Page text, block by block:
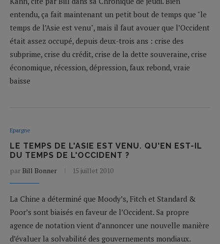
entendu, ça fait maintenant un petit bout de temps que "le
temps de l’Asie est venu", mais il faut avouer que l’Occident
était assez occupé, depuis deux-trois ans : crise des
subprime, crise du crédit, crise de la dette souveraine, crise
économique, récession, dépression, faux rebond, vraie
baisse
Epargne
LE TEMPS DE L'ASIE EST VENU. QU'EN EST-IL
DU TEMPS DE L'OCCIDENT ?
par Bill Bonner 15 juillet 2010
La Chine a déterminé que Moody’s, Fitch et Standard &
Poor’s sont biaisés en faveur de l’Occident. Sa propre
agence de notation vient d’annoncer une nouvelle manière
d’évaluer la solvabilité des gouvernements mondiaux.